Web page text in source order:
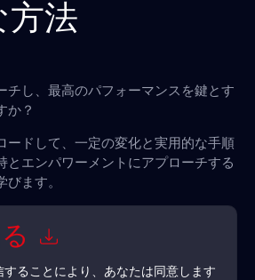
方法
チし、最高のパフォーマンスを鍵とす
か？
ードして、一定の変化と実用的な手順
とエンパワーメントにアプローチする
ます。
ることにより、あなたは同意します